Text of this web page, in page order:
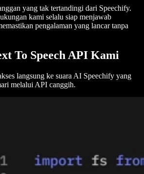
yang tak tertandingi dari Speechify.
kami selalu siap menjawab
pengalaman yang lancar tanpa
To Speech API Kami
langsung ke suara AI Speechify yang
melalui API canggih.